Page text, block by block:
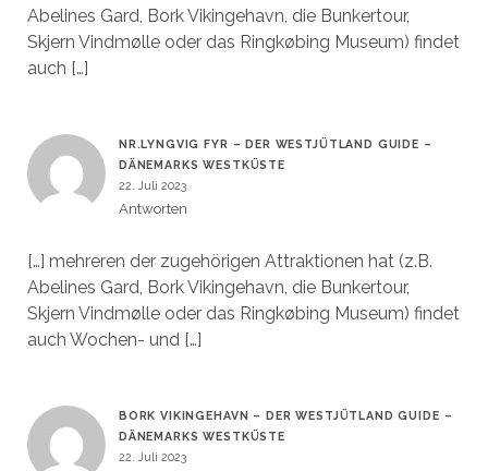
Abelines Gard, Bork Vikingehavn, die Bunkertour,
Skjern Vindmølle oder das Ringkøbing Museum) findet
auch […]
NR.LYNGVIG FYR – DER WESTJÜTLAND GUIDE –
DÄNEMARKS WESTKÜSTE
22. Juli 2023
Antworten
[…] mehreren der zugehörigen Attraktionen hat (z.B.
Abelines Gard, Bork Vikingehavn, die Bunkertour,
Skjern Vindmølle oder das Ringkøbing Museum) findet
auch Wochen- und […]
BORK VIKINGEHAVN – DER WESTJÜTLAND GUIDE –
DÄNEMARKS WESTKÜSTE
22. Juli 2023